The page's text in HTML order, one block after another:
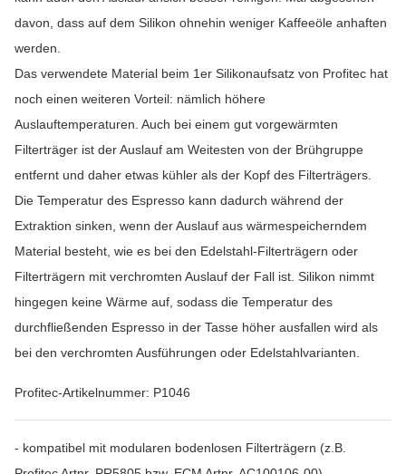
davon, dass auf dem Silikon ohnehin weniger Kaffeeöle anhaften
werden.
Das verwendete Material beim 1er Silikonaufsatz von Profitec hat
noch einen weiteren Vorteil: nämlich höhere
Auslauftemperaturen. Auch bei einem gut vorgewärmten
Filterträger ist der Auslauf am Weitesten von der Brühgruppe
entfernt und daher etwas kühler als der Kopf des Filterträgers.
Die Temperatur des Espresso kann dadurch während der
Extraktion sinken, wenn der Auslauf aus wärmespeicherndem
Material besteht, wie es bei den Edelstahl-Filterträgern oder
Filterträgern mit verchromten Auslauf der Fall ist. Silikon nimmt
hingegen keine Wärme auf, sodass die Temperatur des
durchfließenden Espresso in der Tasse höher ausfallen wird als
bei den verchromten Ausführungen oder Edelstahlvarianten.
Profitec-Artikelnummer: P1046
- kompatibel mit modularen bodenlosen Filterträgern (z.B.